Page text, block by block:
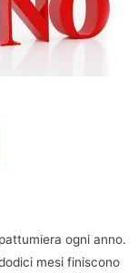
ogni anno.
mesi finiscono